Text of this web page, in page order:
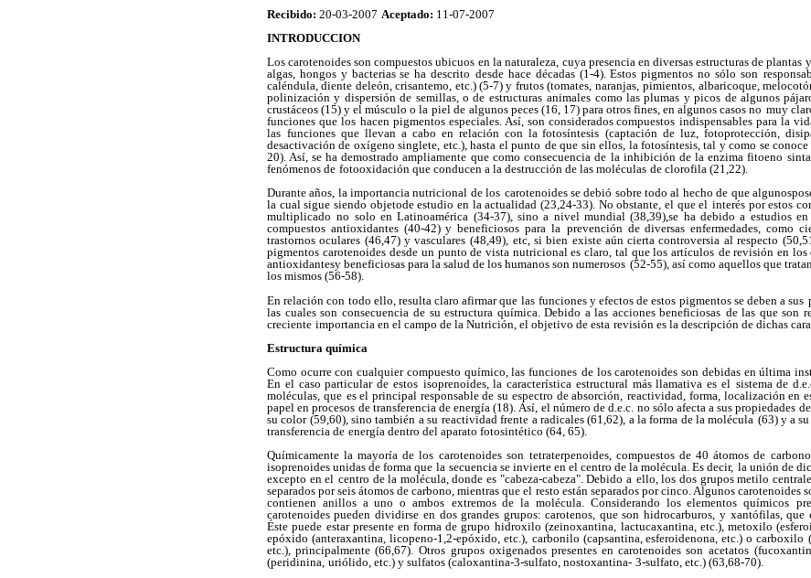
Recibido: 20-03-2007 Aceptado: 11-07-2007
INTRODUCCION
Los carotenoides son compuestos ubicuos en la naturaleza, cuya presencia en diversas estructuras de plantas
algas, hongos y bacterias se ha descrito desde hace décadas (1-4). Estos pigmentos no sólo son
caléndula, diente deleón, crisantemo, etc.) (5-7) y frutos (tomates, naranjas, pimientos, albaricoque,
polinización y dispersión de semillas, o de estructuras animales como las plumas y picos de algunos
crustáceos (15) y el músculo o la piel de algunos peces (16, 17) para otros fines, en algunos casos no muy
funciones que los hacen pigmentos especiales. Así, son considerados compuestos indispensables para la
las funciones que llevan a cabo en relación con la fotosíntesis (captación de luz, fotoprotección,
desactivación de oxígeno singlete, etc.), hasta el punto de que sin ellos, la fotosíntesis, tal y como se
20). Así, se ha demostrado ampliamente que como consecuencia de la inhibición de la enzima fitoeno
fenómenos de fotooxidación que conducen a la destrucción de las moléculas de clorofila (21,22).
Durante años, la importancia nutricional de los carotenoides se debió sobre todo al hecho de que
la cual sigue siendo objetode estudio en la actualidad (23,24-33). No obstante, el que el interés por estos
multiplicado no solo en Latinoamérica (34-37), sino a nivel mundial (38,39),se ha debido a estudios
compuestos antioxidantes (40-42) y beneficiosos para la prevención de diversas enfermedades, como
trastornos oculares (46,47) y vasculares (48,49), etc, si bien existe aún cierta controversia al respecto
pigmentos carotenoides desde un punto de vista nutricional es claro, tal que los artículos de revisión en los
antioxidantesy beneficiosas para la salud de los humanos son numerosos (52-55), así como aquellos que
los mismos (56-58).
En relación con todo ello, resulta claro afirmar que las funciones y efectos de estos pigmentos se deben a sus
las cuales son consecuencia de su estructura química. Debido a las acciones beneficiosas de las que son
creciente importancia en el campo de la Nutrición, el objetivo de esta revisión es la descripción de dichas
Estructura química
Como ocurre con cualquier compuesto químico, las funciones de los carotenoides son debidas en última
En el caso particular de estos isoprenoides, la característica estructural más llamativa es el sistema de
moléculas, que es el principal responsable de su espectro de absorción, reactividad, forma, localización en
papel en procesos de transferencia de energía (18). Así, el número de d.e.c. no sólo afecta a sus propiedades
su color (59,60), sino también a su reactividad frente a radicales (61,62), a la forma de la molécula (63) y a
transferencia de energía dentro del aparato fotosintético (64, 65).
Químicamente la mayoría de los carotenoides son tetraterpenoides, compuestos de 40 átomos de
isoprenoides unidas de forma que la secuencia se invierte en el centro de la molécula. Es decir, la unión de
excepto en el centro de la molécula, donde es "cabeza-cabeza". Debido a ello, los dos grupos metilo
separados por seis átomos de carbono, mientras que el resto están separados por cinco. Algunos carotenoides
contienen anillos a uno o ambos extremos de la molécula. Considerando los elementos químicos
carotenoides pueden dividirse en dos grandes grupos: carotenos, que son hidrocarburos, y xantófilas, que
Éste puede estar presente en forma de grupo hidroxilo (zeinoxantina, lactucaxantina, etc.), metoxilo
epóxido (anteraxantina, licopeno-1,2-epóxido, etc.), carbonilo (capsantina, esferoidenona, etc.) o carboxilo
etc.), principalmente (66,67). Otros grupos oxigenados presentes en carotenoides son acetatos
(peridinina, uriólido, etc.) y sulfatos (caloxantina-3-sulfato, nostoxantina- 3-sulfato, etc.) (63,68-70).